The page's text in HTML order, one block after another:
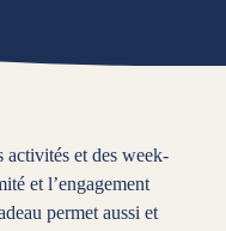
activités et des week-
et l’engagement
permet aussi et